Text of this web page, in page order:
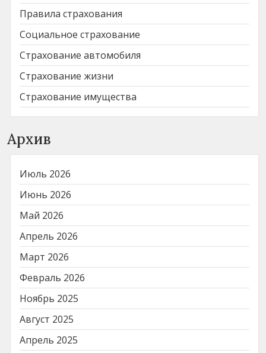
Правила страхования
Социальное страхование
Страхование автомобиля
Страхование жизни
Страхование имущества
Архив
Июль 2026
Июнь 2026
Май 2026
Апрель 2026
Март 2026
Февраль 2026
Ноябрь 2025
Август 2025
Апрель 2025